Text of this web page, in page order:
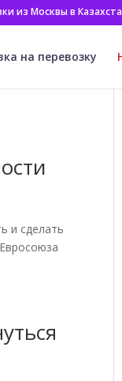
из Москвы в
на перевозку
и сделать